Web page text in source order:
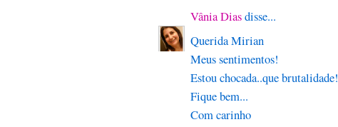
Vânia Diasdisse...
Querida Mirian
Meus sentimentos!
Estou chocada..que brutalidade!
Fique bem...
Com carinho